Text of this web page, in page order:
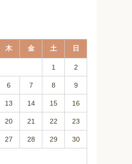
木 金 土 日
1 2
6 7 8 9
13 14 15 16
20 21 22 23
27 28 29 30